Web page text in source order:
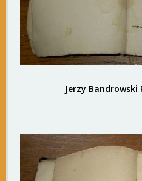
Jerzy Bandrowski